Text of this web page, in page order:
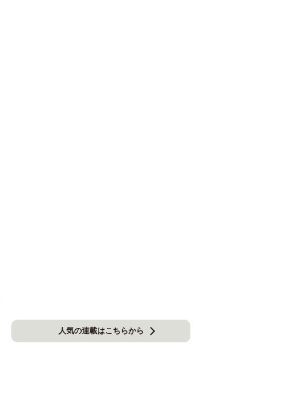
人気の連載はこちらから